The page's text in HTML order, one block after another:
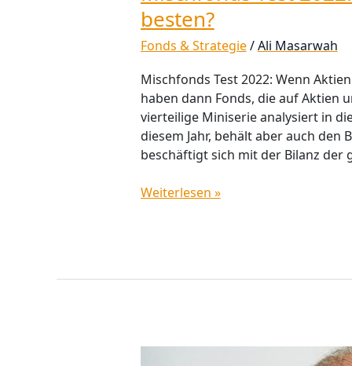
besten?
Fonds & Strategie/Ali Masarwah
Mischfonds Test 2022: Wenn
haben dann Fonds, die auf Aktien
vierteilige Miniserie analysiert in
diesem Jahr, behält aber auch den
beschäftigt sich mit der Bilanz der
Weiterlesen »